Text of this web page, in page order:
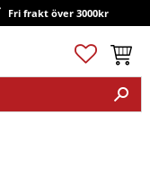
Fri frakt över 3000kr
Favoriter